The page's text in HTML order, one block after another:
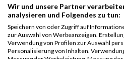
B2Run Aachen
Teamwertung
mixed
2270 Lukas Bücker
Wir und unsere Partner
analysieren und Folgendes zu tun:
Speichern von oder Zugriff auf
zur Auswahl von Werbeanzeigen.
Verwendung von Profilen zur Auswahl
Personalisierung von Inhalten.